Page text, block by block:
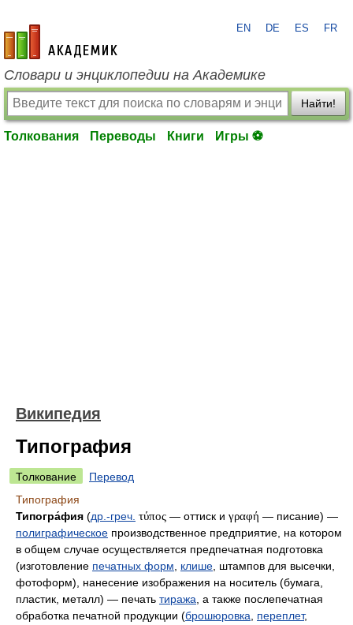
academic.ru
EN DE ES FR
Словари и энциклопедии на Академике
Найти!
Толкования Переводы Книги Игры ⚽
Википедия
Типография
Толкование
Перевод
Типография
Типогра́фия (др.-греч. τύπος — оттиск и γραφή — писание) —
полиграфическое производственное предприятие, на котором
в общем случае осуществляется предпечатная подготовка
(изготовление печатных форм клише , штампов для высечки,
фотоформ), нанесение изображения на носитель (бумага,
пластик, металл) — печать тиража , а также послепечатная
обработка печатной продукции (брошюровка переплет,